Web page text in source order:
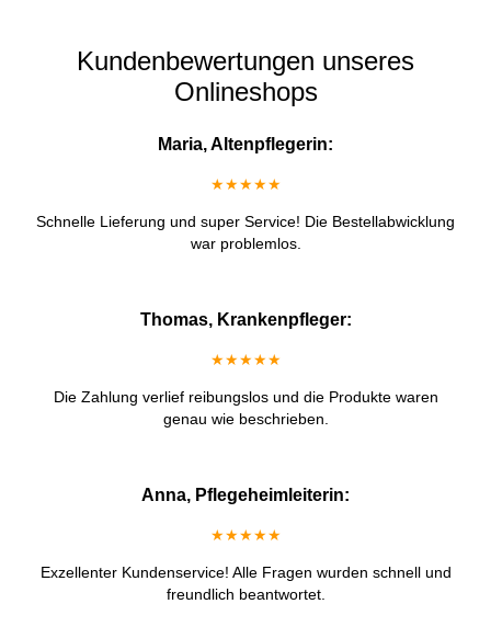
Kundenbewertungen unseres
Onlineshops
Maria, Altenpflegerin:
★★★★★
Schnelle Lieferung und super Service! Die Bestellabwicklung
war problemlos.
Thomas, Krankenpfleger:
★★★★★
Die Zahlung verlief reibungslos und die Produkte waren
genau wie beschrieben.
Anna, Pflegeheimleiterin:
★★★★★
Exzellenter Kundenservice! Alle Fragen wurden schnell und
freundlich beantwortet.